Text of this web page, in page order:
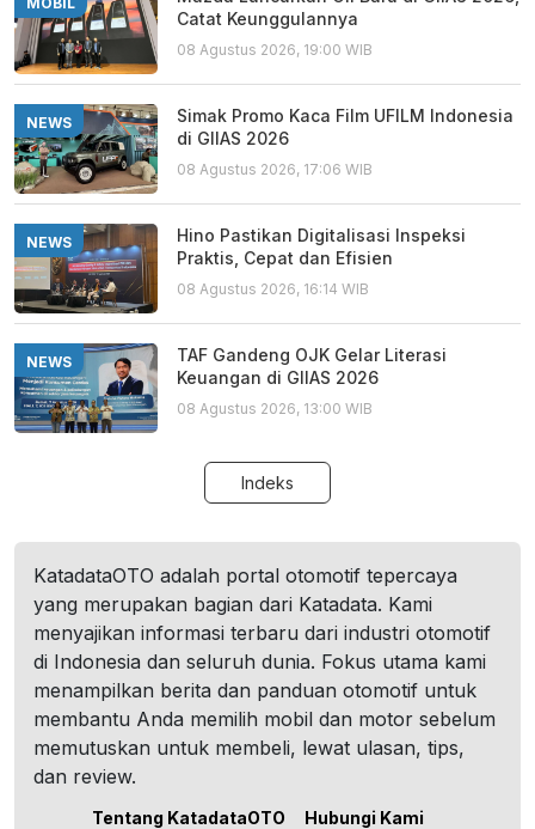
Catat Keunggulannya
08 Agustus 2026, 19:00 WIB
NEWS
Simak Promo Kaca Film UFILM Indonesia
di GIIAS 2026
08 Agustus 2026, 17:06 WIB
NEWS
Hino Pastikan Digitalisasi Inspeksi
Praktis, Cepat dan Efisien
08 Agustus 2026, 16:14 WIB
NEWS
TAF Gandeng OJK Gelar Literasi
Keuangan di GIIAS 2026
08 Agustus 2026, 13:00 WIB
Indeks
KatadataOTO adalah portal otomotif tepercaya
yang merupakan bagian dari Katadata. Kami
menyajikan informasi terbaru dari industri otomotif
di Indonesia dan seluruh dunia. Fokus utama kami
menampilkan berita dan panduan otomotif untuk
membantu Anda memilih mobil dan motor sebelum
memutuskan untuk membeli, lewat ulasan, tips,
dan review.
Tentang KatadataOTO Hubungi Kami